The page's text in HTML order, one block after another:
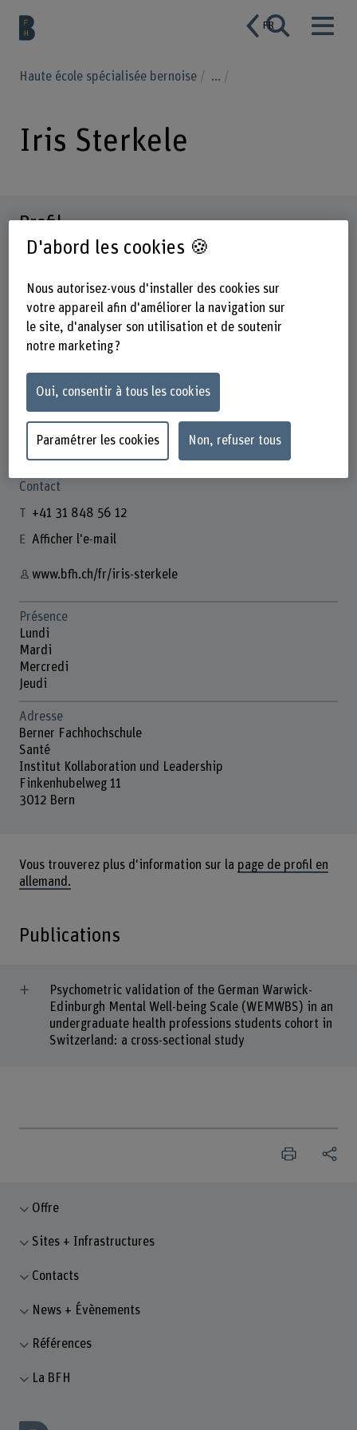
FR
Haute école spécialisée bernoise ...
Iris Sterkele
Profil
Iris Sterkele
Wissenschaftliche Mitarbeiterin
Contact
+41 31 848 56 12
Afficher l'e-mail
www.bfh.ch/fr/iris-sterkele
Présence
Lundi
Mardi
Mercredi
Jeudi
Adresse
Berner Fachhochschule
Santé
Institut Kollaboration und Leadership
Finkenhubelweg 11
3012 Bern
Vous trouverez plus d'information sur la page de profil en
allemand.
Publications
Psychometric validation of the German Warwick-
Edinburgh Mental Well-being Scale (WEMWBS) in an
undergraduate health professions students cohort in
Switzerland: a cross-sectional study
Offre
Sites + Infrastructures
Contacts
News + Évènements
Références
La BFH
D'abord les cookies 🍪
Nous autorisez-vous d'installer des cookies sur
votre appareil afin d'améliorer la navigation sur
le site, d'analyser son utilisation et de soutenir
notre marketing ?
Oui, consentir à tous les cookies
Paramétrer les cookies Non, refuser tous